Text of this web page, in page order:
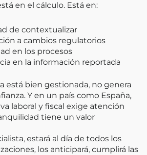
en el cálculo. Está en:
de contextualizar
a cambios regulatorios
en los procesos
en la información reportada
está bien gestionada, no genera
Y en un país como España,
laboral y fiscal exige atención
tiene un valor
estará al día de todos los
los anticipará, cumplirá las